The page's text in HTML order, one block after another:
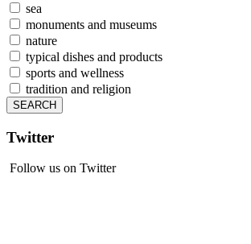
sea
monuments and museums
nature
typical dishes and products
sports and wellness
tradition and religion
Twitter
Follow us on Twitter